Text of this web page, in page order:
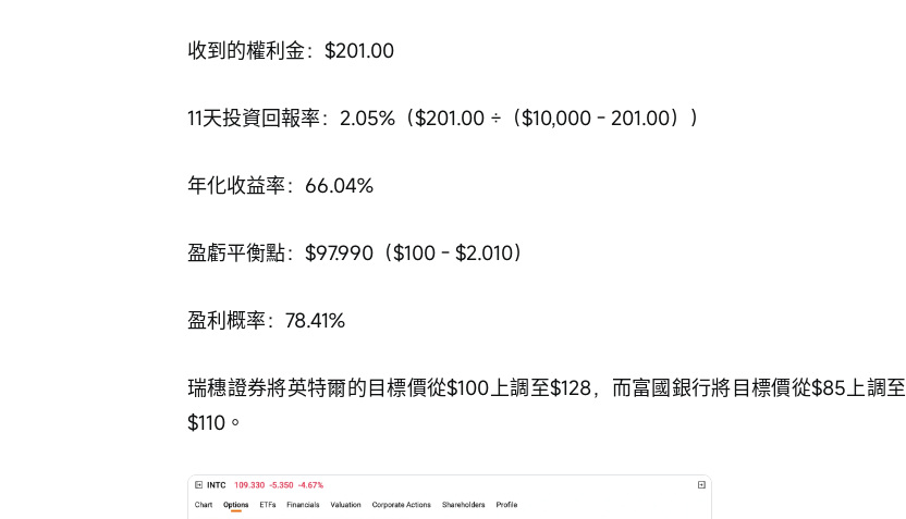
收到的權利金：$201.00
11天投資回報率：2.05%（$201.00 ÷（$10,000 - 201.00））
年化收益率：66.04%
盈虧平衡點：$97.990（$100 - $2.010）
盈利概率：78.41%
瑞穗證券將英特爾的目標價從$100上調至$128，而富國銀行將目標價從$85上調至
$110。